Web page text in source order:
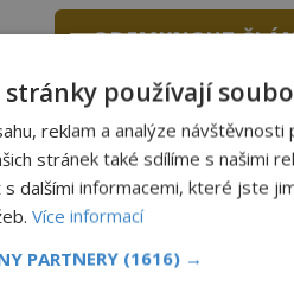
ODEMKNOUT
článek, můžete tak učinit
opíšete do následujícího
používají
reklam a analýze
stránek také sdílíme s našimi
dalšími informacemi, které jste
Více informací
PARTNERY (1616) →